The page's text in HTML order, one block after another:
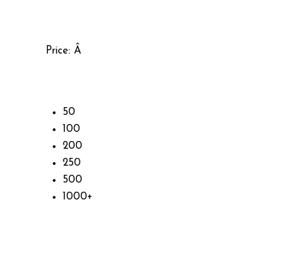
Price: Â
50
100
200
250
500
1000+